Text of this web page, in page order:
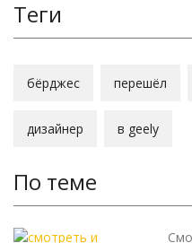
Теги
бёрджес перешёл
дизайнер в geely
По теме